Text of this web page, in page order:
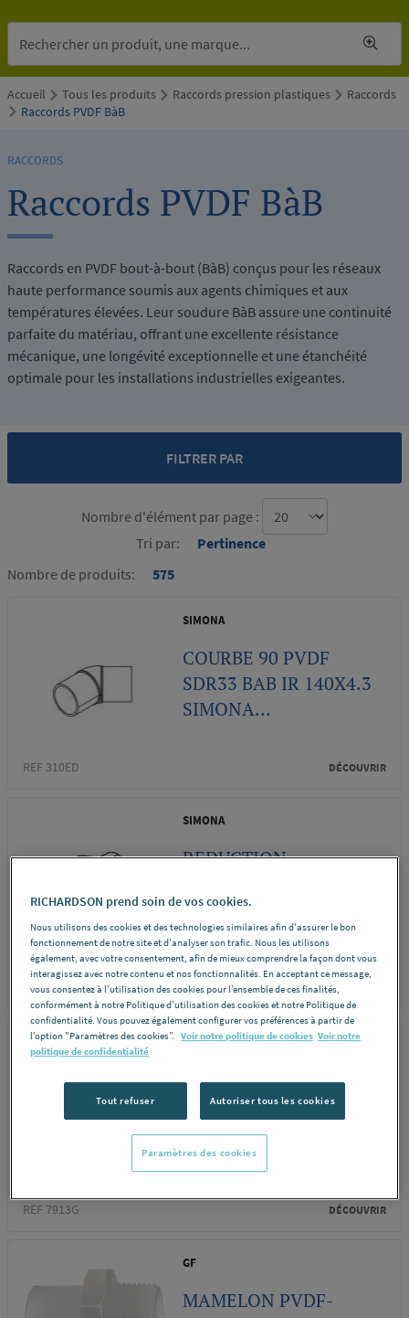
Accueil Tous les produits Raccords pression plastiques
Raccords
Raccords PVDF BàB
RACCORDS
Raccords PVDF BàB
Raccords en PVDF bout-à-bout (BàB) conçus pour les réseaux
haute performance soumis aux agents chimiques et aux
températures élevées. Leur soudure BàB assure une continuité
parfaite du matériau, offrant une excellente résistance
mécanique, une longévité exceptionnelle et une étanchéité
optimale pour les installations industrielles exigeantes.
FILTRER PAR
Nombre de produits: 575
Nombre d'élément par page :
Tri par:
Pertinence
SIMONA
COURBE 90 PVDF
SDR33 BAB IR 140X4.3
SIMONA...
REF 310ED DÉCOUVRIR
SIMONA
REDUCTION
BAB IR 140X110
SIMONA...
REF 310EL DÉCOUVRIR
SIMONA
REDUCTION
CONCENT.PVDF SDR21
BAB IR 110X75
SIMONA...
REF 7913G DÉCOUVRIR
GF
MAMELON PVDF-
RICHARDSON prend soin de vos cookies.
Nous utilisons des cookies et des technologies similaires afin d'assurer le bon
fonctionnement de notre site et d'analyser son trafic. Nous les utilisons
également, avec votre consentement, afin de mieux comprendre la façon dont vous
interagissez avec notre contenu et nos fonctionnalités. En acceptant ce message,
vous consentez à l’utilisation des cookies pour l’ensemble de ces finalités,
conformément à notre Politique d'utilisation des cookies et notre Politique de
confidentialité. Vous pouvez également configurer vos préférences à partir de
l’option "Paramètres des cookies”.
Voir notre politique de cookies Voir notre
politique de confidentialité
Tout refuser Autoriser tous les cookies
Paramètres des cookies